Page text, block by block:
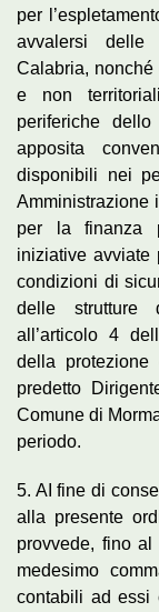
per
avvalersi delle
Calabria,
e non
periferiche
apposita
disponibili nei
Amministrazione
per la finanza
iniziative avviate
condizioni di
delle strutture
all’articolo 4
della
predetto
Comune di
periodo.
5. AI fine di
alla presente
provvede, fino
medesimo
contabili ad essi